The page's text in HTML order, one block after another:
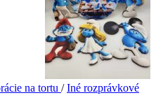
na tortu / Iné rozprávkové